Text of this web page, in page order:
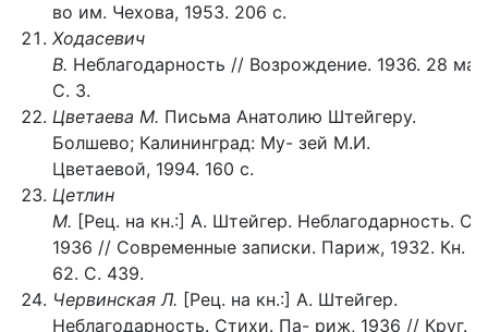
во им. Чехова, 1953. 206 с.
Ходасевич
В. Неблагодарность // Возрождение. 1936. 28
С. 3.
Цветаева М. Письма Анатолию Штейгеру.
Болшево; Калининград: Му- зей М.И.
Цветаевой, 1994. 160 с.
Цетлин
М. [Рец. на кн.:] А. Штейгер. Неблагодарность.
1936 // Современные записки. Париж, 1932. Кн.
62. С. 439.
Червинская Л. [Рец. на кн.:] А. Штейгер.
Неблагодарность. Стихи. Па- риж, 1936 // Круг.